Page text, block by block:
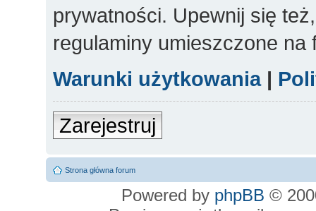
prywatności. Upewnij się
regulaminy umieszczone na
Warunki użytkowania|
Zarejestruj
Strona główna forum
Powered by phpBB ©